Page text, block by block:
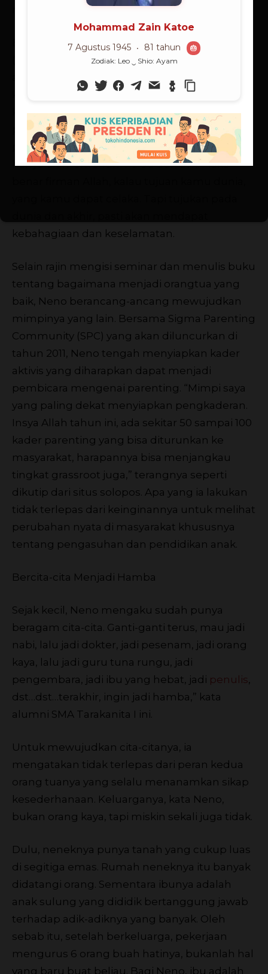
mereka bertaqwa penuh pada Allah SWT.
Bandingkan dengan sistem pendididikan
(baca: sekolah) dewasa ini. Yang dikejar adalah
angka. Ini melahirkan banyak kepalsuan dan
kemunafikan. Yang dikejar adalah titel
kesarjanaan sehingga yang dihasilkan adalah
pengangguran dan tindak kriminalitas kerah
putih yang dahsyat. Yang menjadi tujuan
hanyalah memenuhi nafsu duniawi. Maka
kebahagiaan dan keselamatan.
Selain rajin mengisi seminar dan menulis buku
tentang bagaimana menjadi orangtua yang
baik, Neno berancang-ancang mewujudkan
mimpinya yang lain. Bersama Sigma Parenting
Community (SPC) yang akan diluncurkan di
tahun 2011, Neno tengah menyiapkan kader
aktivis yang diharapkan dapat menjadi
pembicara mengenai parenting. “Mimpi saya
yang paling dekat menyiapkan pengkaderan.
Insya Allah tahun ini, ada sekitar 50 sampai 100
kader parenting yang bisa diturunkan ke
masyarakat, harapannya bisa menjangkau
tingkat grassroot juga,” terangnya seperti
dikutip dari situs solopos. Apa yang ia lakukan
tidak terlepas dari keinginannya untuk melihat
perubahan nyata di masyarakat khususnya
tentang pengasuhan dan pendidikan anak.
Bercita-cita Menjadi Hamba
Sejak kecil, Neno mengaku sudah punya
beragam cita-cita. Ganti-ganti terus, mau jadi
nabi, lalu jadi dokter, jadi pesenam, jadi orang
kaya, lalu jadi guru tuna rungu, jadi
pengembara, jadi ibu yang hebat, jadi penulis
dst…dst…terakhir, ingin jadi hamba,” kata
alumni SMA Tarakanita I ini.
Untuk mewujudkan cita-citanya, ia
mengatakan tidak terlepas dari peran kedua
orang tuanya yang selalu menanamkan sikap
kesederhanaan. Keluarganya, kata Neno,
bukan orang kaya, tapi miskin sekali juga tidak.
Dulu, neneknya punya tanah yang cukup luas
di segitiga emas. Rumah neneknya itu banyak
didatangi orang. Sementara ibunya adalah
anak sulung yang dididik bertanggung jawab
terhadap adik-adiknya yang banyak. Oleh
sebab itu, setelah berkeluarga, pekerjaan
mengurus 6 orang buah hatinya, bukanlah hal
yang baru buat beliau. Bagi Neno, ibu adalah